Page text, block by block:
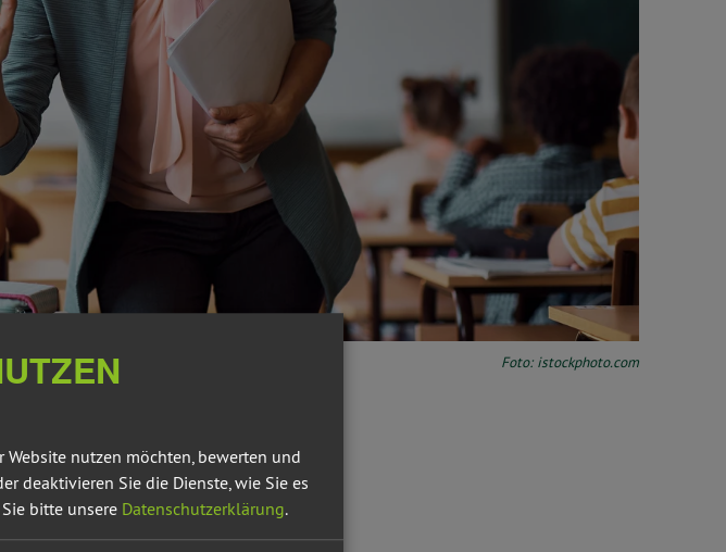
Foto: istockphoto.com
nutzen möchten, bewerten und
deaktivieren Sie die Dienste, wie Sie es
bitte unsere Datenschutzerklärung.